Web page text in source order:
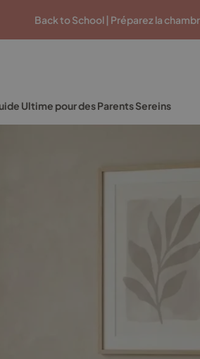
Back to School | Préparez la
Paiements en plusieurs fois
Ultime pour des Parents Sereins